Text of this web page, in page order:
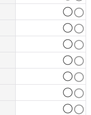
◯
◯
◯
◯
◯
◯
◯